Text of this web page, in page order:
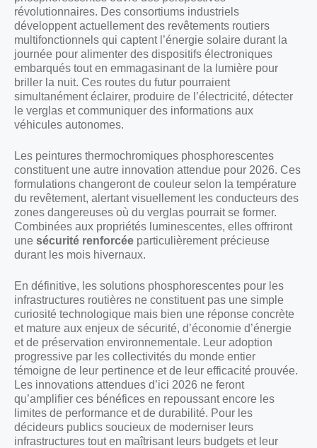
révolutionnaires. Des consortiums industriels
développent actuellement des revêtements routiers
multifonctionnels qui captent l’énergie solaire durant la
journée pour alimenter des dispositifs électroniques
embarqués tout en emmagasinant de la lumière pour
briller la nuit. Ces routes du futur pourraient
simultanément éclairer, produire de l’électricité, détecter
le verglas et communiquer des informations aux
véhicules autonomes.
Les peintures thermochromiques phosphorescentes
constituent une autre innovation attendue pour 2026. Ces
formulations changeront de couleur selon la température
du revêtement, alertant visuellement les conducteurs des
zones dangereuses où du verglas pourrait se former.
Combinées aux propriétés luminescentes, elles offriront
une sécurité renforcée particulièrement précieuse
durant les mois hivernaux.
En définitive, les solutions phosphorescentes pour les
infrastructures routières ne constituent pas une simple
curiosité technologique mais bien une réponse concrète
et mature aux enjeux de sécurité, d’économie d’énergie
et de préservation environnementale. Leur adoption
progressive par les collectivités du monde entier
témoigne de leur pertinence et de leur efficacité prouvée.
Les innovations attendues d’ici 2026 ne feront
qu’amplifier ces bénéfices en repoussant encore les
limites de performance et de durabilité. Pour les
décideurs publics soucieux de moderniser leurs
infrastructures tout en maîtrisant leurs budgets et leur